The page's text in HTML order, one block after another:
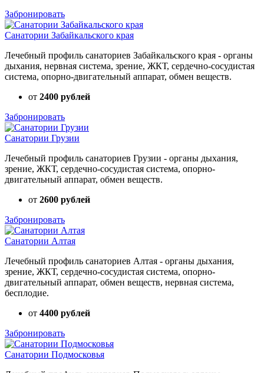
Забронировать
Санатории Забайкальского края
Лечебный профиль санаториев Забайкальского края - органы
дыхания, нервная система, зрение, ЖКТ, сердечно-сосудистая
система, опорно-двигательный аппарат, обмен веществ.
от 2400 рублей
Забронировать
Санатории Грузии
Лечебный профиль санаториев Грузии - органы дыхания,
зрение, ЖКТ, сердечно-сосудистая система, опорно-
двигательный аппарат, обмен веществ.
от 2600 рублей
Забронировать
Санатории Алтая
Лечебный профиль санаториев Алтая - органы дыхания,
зрение, ЖКТ, сердечно-сосудистая система, опорно-
двигательный аппарат, обмен веществ, нервная система,
бесплодие.
от 4400 рублей
Забронировать
Санатории Подмосковья